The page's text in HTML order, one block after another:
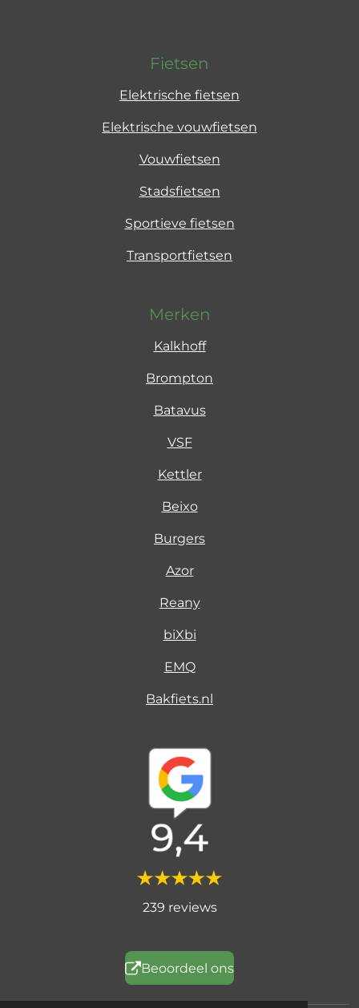
Fietsen
Elektrische fietsen
Elektrische vouwfietsen
Vouwfietsen
Stadsfietsen
Sportieve fietsen
Transportfietsen
Merken
Kalkhoff
Brompton
Batavus
VSF
Kettler
Beixo
Burgers
Azor
Reany
biXbi
EMQ
Bakfiets.nl
239 reviews
Beoordeel ons